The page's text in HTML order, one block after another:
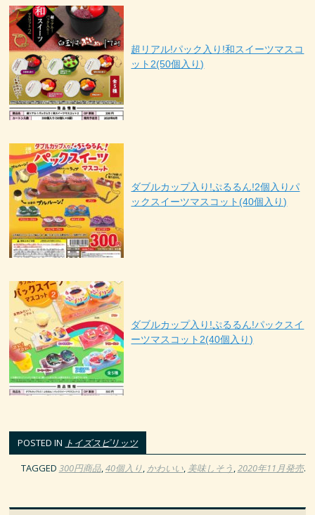
超リアル!パック入り!和スイーツマスコ
ット2(50個入り)
ダブルカップ入り!ぷるるん!2個入りパ
ックスイーツマスコット(40個入り)
ダブルカップ入り!ぷるるん!パックスイ
ーツマスコット2(40個入り)
POSTED IN トイズスピリッツ
TAGGED 300円商品,40個入り, かわいい, 美味しそう,2020年11月発売.